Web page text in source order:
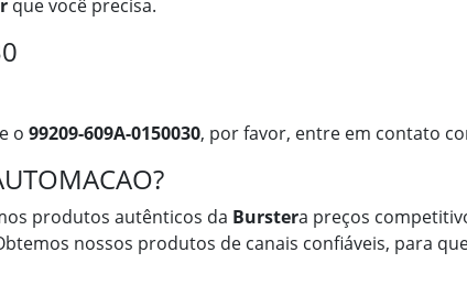
que você precisa.
o 99209-609A-0150030, por favor, entre em contato
produtos autênticos da Burstera preços
nossos produtos de canais confiáveis, para